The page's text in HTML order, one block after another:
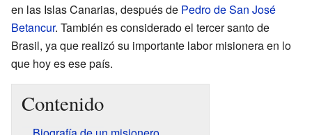
en las Islas Canarias, después de Pedro de San José
Betancur. También es considerado el tercer santo de
Brasil, ya que realizó su importante labor misionera en lo
que hoy es ese país.
Contenido